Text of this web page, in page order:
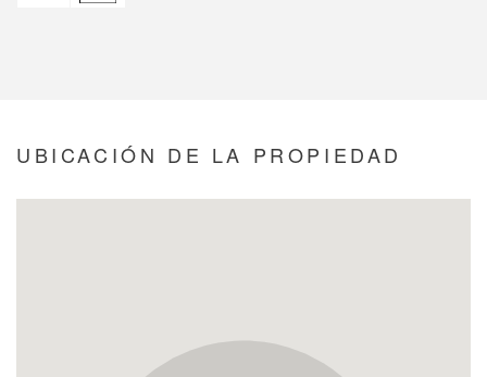
UBICACIÓN DE LA PROPIEDAD